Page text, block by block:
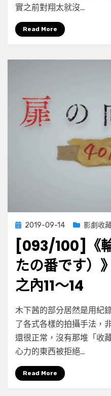
の
第
二
第
十
五
實之前對翔太就沒…
Read More
Posted
on
2019-09-14 影劇收
[093/100]《
たの番です）
之內11～14
by小云
Leave a commenton
[093/
《輪
到
木下茜的部分居然是用紀
了各式各樣的拍攝手法，
還很正常，沒有那堆「收
心力的東西被拒絕…
Read More